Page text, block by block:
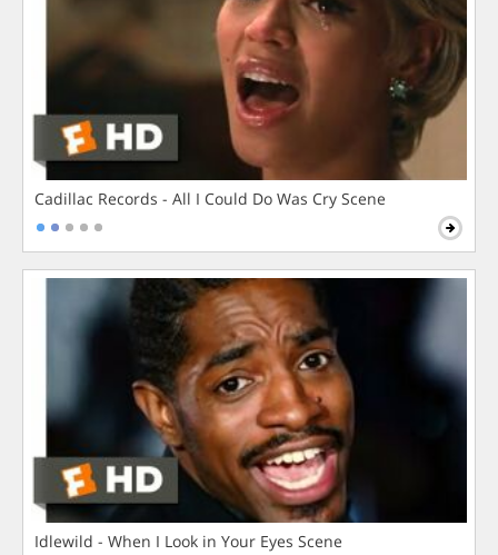
Cadillac Records - All I Could Do Was Cry Scene
Idlewild - When I Look in Your Eyes Scene